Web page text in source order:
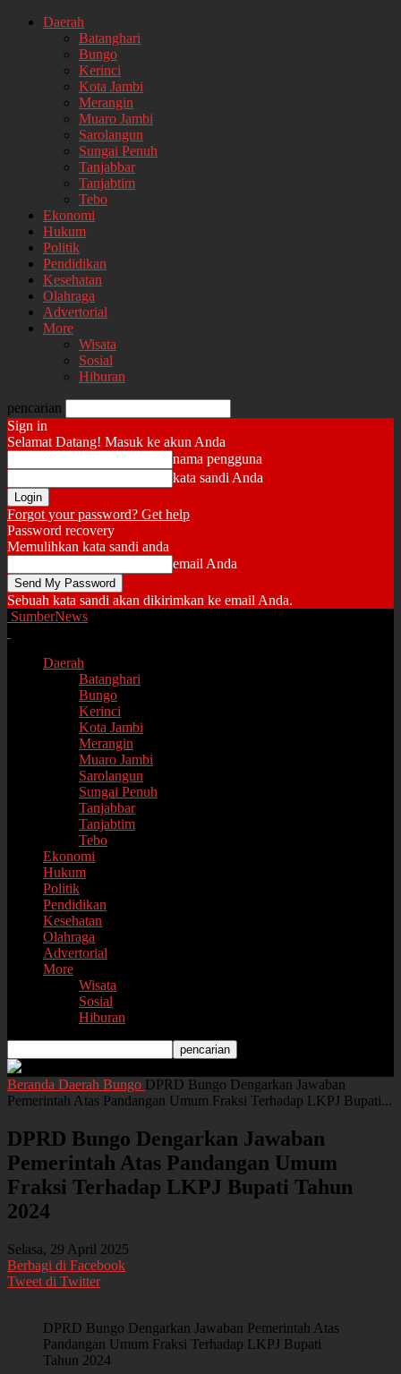
Daerah
Batanghari
Bungo
Kerinci
Kota Jambi
Merangin
Muaro Jambi
Sarolangun
Sungai Penuh
Tanjabbar
Tanjabtim
Tebo
Ekonomi
Hukum
Politik
Pendidikan
Kesehatan
Olahraga
Advertorial
More
Wisata
Sosial
Hiburan
pencarian
Sign in
Selamat Datang! Masuk ke akun Anda
nama pengguna
kata sandi Anda
Forgot your password? Get help
Password recovery
Memulihkan kata sandi anda
email Anda
Sebuah kata sandi akan dikirimkan ke email Anda.
SumberNews
Daerah
Batanghari
Bungo
Kerinci
Kota Jambi
Merangin
Muaro Jambi
Sarolangun
Sungai Penuh
Tanjabbar
Tanjabtim
Tebo
Ekonomi
Hukum
Politik
Pendidikan
Kesehatan
Olahraga
Advertorial
More
Wisata
Sosial
Hiburan
Beranda Daerah Bungo DPRD Bungo Dengarkan Jawaban
Pemerintah Atas Pandangan Umum Fraksi Terhadap LKPJ Bupati...
DPRD Bungo Dengarkan Jawaban
Pemerintah Atas Pandangan Umum
Fraksi Terhadap LKPJ Bupati Tahun
2024
Selasa, 29 April 2025
Berbagi di Facebook
Tweet di Twitter
DPRD Bungo Dengarkan Jawaban Pemerintah Atas
Pandangan Umum Fraksi Terhadap LKPJ Bupati
Tahun 2024